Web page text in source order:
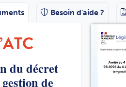
Besoin d'aide ?
du décret
de